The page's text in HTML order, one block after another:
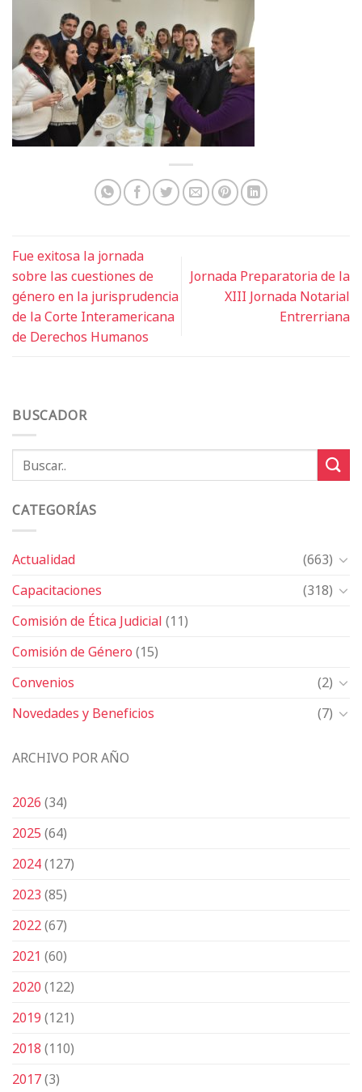
BUSCADOR
CATEGORÍAS
Actualidad
(663)
Capacitaciones
(318)
Comisión de Ética Judicial(11)
Comisión de Género(15)
Convenios
(2)
Novedades y Beneficios
(7)
ARCHIVO POR AÑO
2026(34)
2025(64)
2024(127)
2023(85)
2022(67)
2021 (60)
2020(122)
2019(121)
2018(110)
2017(3)
Fue exitosa la jornada
sobre las cuestiones de
género en la jurisprudencia
de la Corte Interamericana
de Derechos Humanos
Jornada Preparatoria de la
XIII Jornada Notarial
Entrerriana